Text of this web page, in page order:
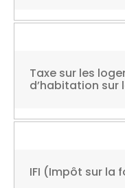
Taxe sur les
d’habitation sur
IFI (Impôt sur la